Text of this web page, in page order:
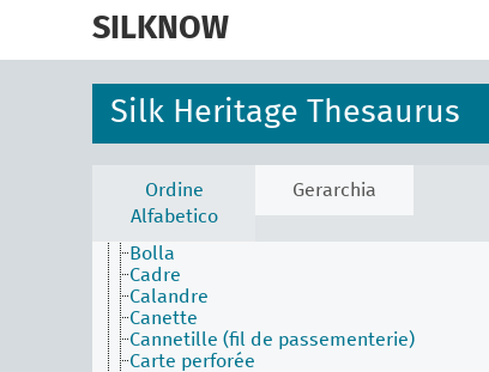
SILKNOW
Silk Heritage Thesaurus
Ordine
Alfabetico
Gerarchia
Activities Facet (en)
Agents Facet (en)
Associated Concepts Facet (en)
Materials Facet (en)
Objects Facet (en)
Aiguille
Battant
Bobine
Bolla
Cadre
Calandre
Canette
Cannetille (fil de passementerie)
Carte perforée